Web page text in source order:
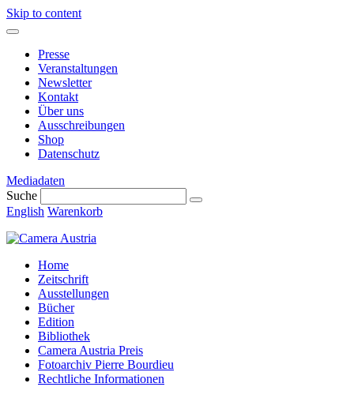
Skip to content
Presse
Veranstaltungen
Newsletter
Kontakt
Über uns
Ausschreibungen
Shop
Datenschutz
Mediadaten
Suche
English Warenkorb
Home
Zeitschrift
Ausstellungen
Bücher
Edition
Bibliothek
Camera Austria Preis
Fotoarchiv Pierre Bourdieu
Rechtliche Informationen